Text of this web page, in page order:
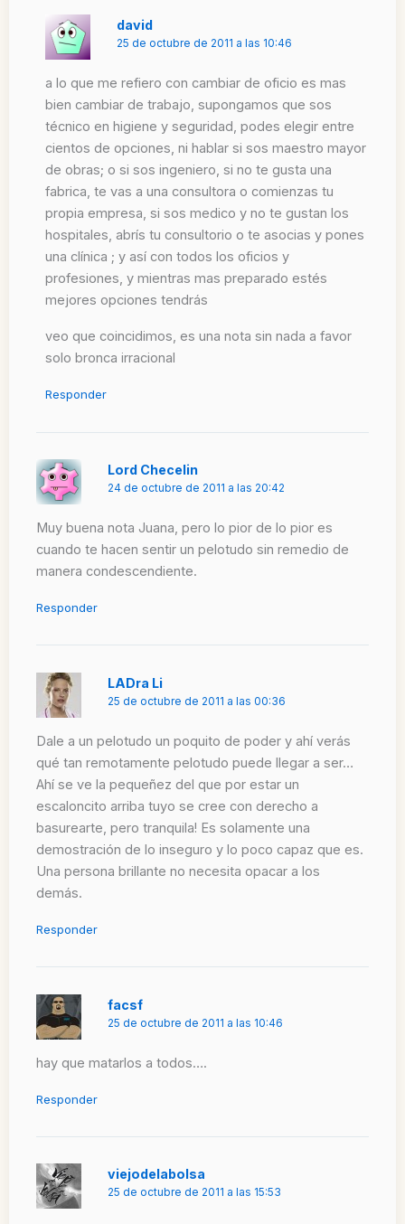
david
25 de octubre de 2011 a las 10:46
a lo que me refiero con cambiar de oficio es mas
bien cambiar de trabajo, supongamos que sos
técnico en higiene y seguridad, podes elegir entre
cientos de opciones, ni hablar si sos maestro mayor
de obras; o si sos ingeniero, si no te gusta una
fabrica, te vas a una consultora o comienzas tu
propia empresa, si sos medico y no te gustan los
hospitales, abrís tu consultorio o te asocias y pones
una clínica ; y así con todos los oficios y
profesiones, y mientras mas preparado estés
mejores opciones tendrás
veo que coincidimos, es una nota sin nada a favor
solo bronca irracional
Responder
Lord Checelin
24 de octubre de 2011 a las 20:42
Muy buena nota Juana, pero lo pior de lo pior es
cuando te hacen sentir un pelotudo sin remedio de
manera condescendiente.
Responder
LADra Li
25 de octubre de 2011 a las 00:36
Dale a un pelotudo un poquito de poder y ahí verás
qué tan remotamente pelotudo puede llegar a ser…
Ahí se ve la pequeñez del que por estar un
escaloncito arriba tuyo se cree con derecho a
basurearte, pero tranquila! Es solamente una
demostración de lo inseguro y lo poco capaz que es.
Una persona brillante no necesita opacar a los
demás.
Responder
facsf
25 de octubre de 2011 a las 10:46
hay que matarlos a todos….
Responder
viejodelabolsa
25 de octubre de 2011 a las 15:53